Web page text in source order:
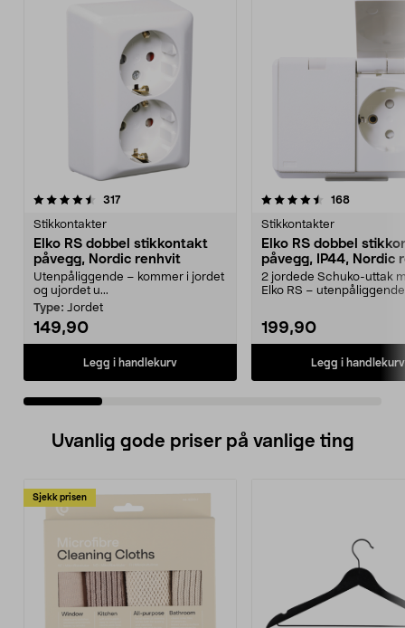
317anmeldelser
Stikkontakter
Elko RS dobbel stikkontakt
påvegg, Nordic renhvit
Utenpåliggende – kommer i jordet
og ujordet u...
Type: Jordet
149,90
Legg i handlekurv
4.5 av 5 stjerner 168
Stikkontakter
Elko RS dobbel
påvegg, IP44, Nordic
2 jordede Schuko-uttak
Elko RS – utenpåliggende
199,90
Legg i handlekurv
4.5 av 5 stjerner
Uvanlig gode priser på vanlige ting
Sjekk prisen